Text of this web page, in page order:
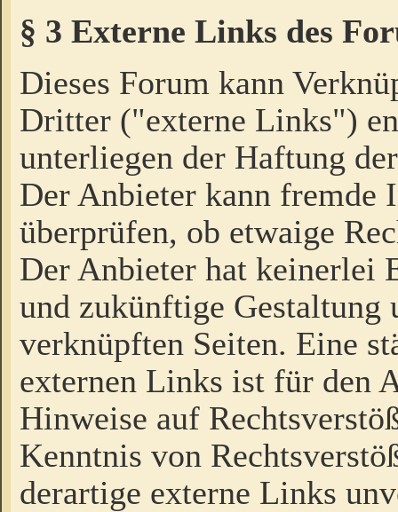
§ 3 Externe Links des
Dieses Forum kann
Dritter ("externe Links")
unterliegen der Haftung
Der Anbieter kann fremde
überprüfen, ob etwaige
Der Anbieter hat keinerlei
und zukünftige Gestaltung
verknüpften Seiten. Eine
externen Links ist für den
Hinweise auf
Kenntnis von
derartige externe Links